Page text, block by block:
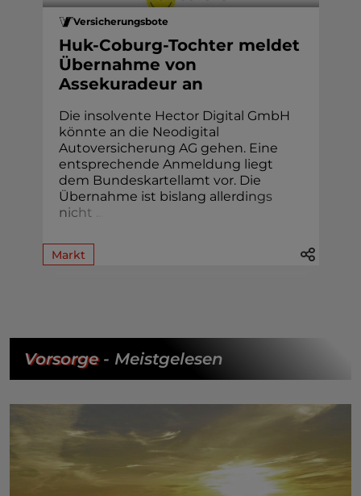
Versicherungsbote
Huk-Coburg-Tochter meldet
Übernahme von
Assekuradeur an
Die insolvente Hector Digital GmbH
könnte an die Neodigital
Autoversicherung AG gehen. Eine
entsprechende Anmeldung liegt
dem Bundeskartellamt vor. Die
Übernahme ist bislang allerdings
nicht
Markt
Vorsorge- Meistgelesen